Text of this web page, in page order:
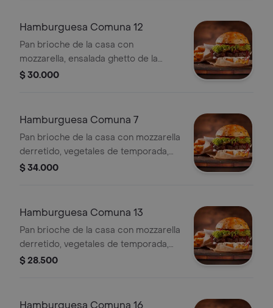
Hamburguesa Comuna 12
Pan brioche de la casa con
mozzarella, ensalada ghetto de la
casa, carne artesanal 150 gr, tocineta
$ 30.000
Hamburguesa Comuna 7
Pan brioche de la casa con mozzarella
derretido, vegetales de temporada,
carne artesanal 150 gr, pulled pork en
$ 34.000
Hamburguesa Comuna 13
Pan brioche de la casa con mozzarella
derretido, vegetales de temporada,
carne artesanal 150 gr, guacamole,
$ 28.500
Hamburguesa Comuna 16